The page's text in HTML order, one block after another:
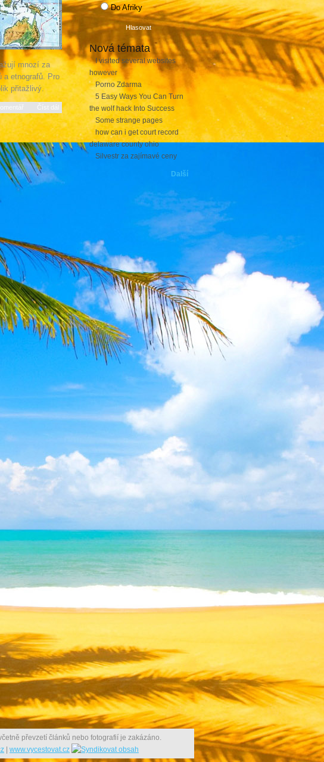
Do Afriky
Nová témata
I visited several websites
however
Porno Zdarma
5 Easy Ways You Can Turn
the wolf hack Into Success
Some strange pages
how can i get court record
delaware county ohio
Silvestr za zajímavé ceny
Další
mnozí za
a etnografů. Pro
přitažlivý.
Číst dál
převzetí článků nebo fotografií je zakázáno.
www.vycestovat.cz